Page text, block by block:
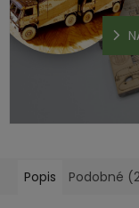
Popis Podobné